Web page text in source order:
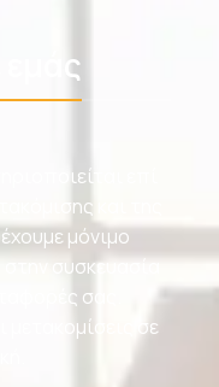
εμάς
επί
και της
μόνιμο
στην συσκευασία
σας.
μετακομίσεις σε